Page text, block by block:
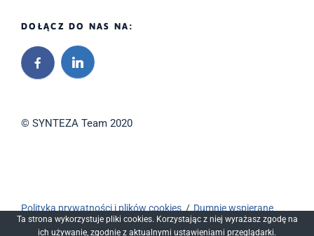
DOŁĄCZ DO NAS NA:
© SYNTEZA Team 2020
Polityka prywatności i plików cookies
Dumnie wspierane
przez WordPressa
Ta strona wykorzystuje pliki cookies. Korzystając z niej wyrażasz zgodę na
ich używanie, zgodnie z aktualnymi ustawieniami przeglądarki.